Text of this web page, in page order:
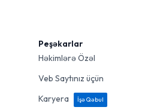
Peşəkarlar
Həkimlərə Özəl
Veb Saytınız üçün
Karyera
İşə Qəbul